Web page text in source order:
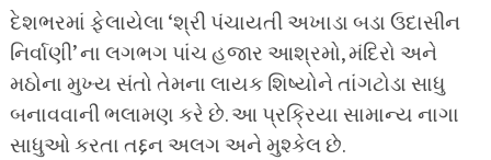
દેશભરમાં ફેલાયેલા ‘શ્રી પંચાયતી અખાડા બડા ઉદાસીન
નિર્વાણી’ ના લગભગ પાંચ હજાર આશ્રમો, મંદિરો અને
મઠોના મુખ્ય સંતો તેમના લાયક શિષ્યોને તાંગટોડા સાધુ
બનાવવાની ભલામણ કરે છે. આ પ્રક્રિયા સામાન્ય નાગા
સાધુઓ કરતા તદ્દન અલગ અને મુશ્કેલ છે.